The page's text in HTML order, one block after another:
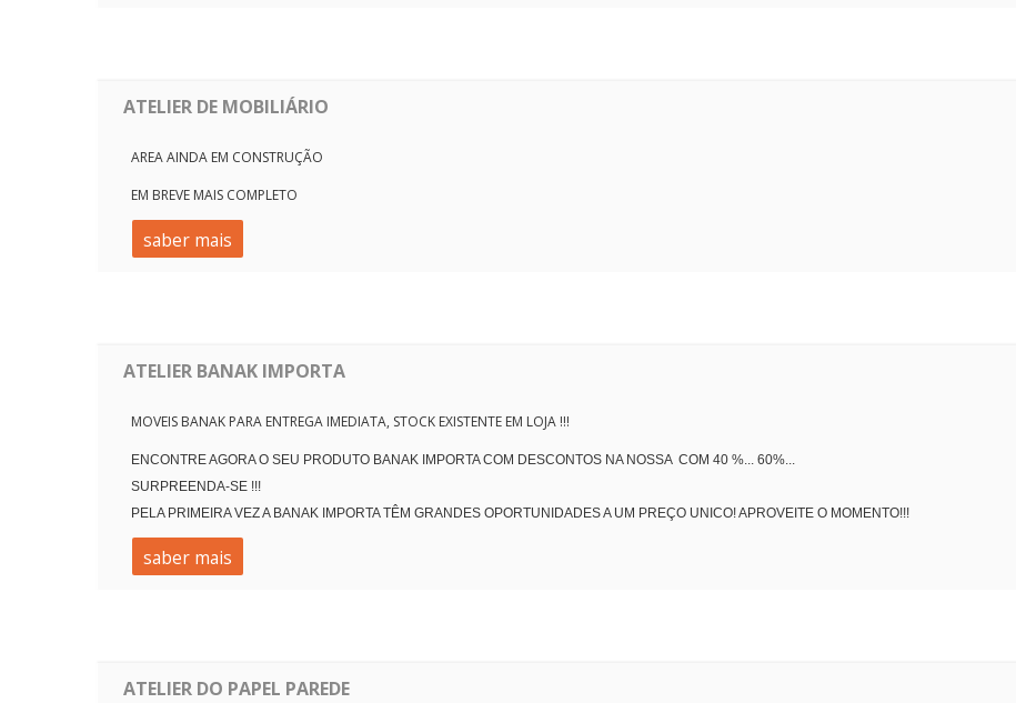
ATELIER DE MOBILIÁRIO
AREA AINDA EM CONSTRUÇÃO
EM BREVE MAIS COMPLETO
saber mais
ATELIER BANAK IMPORTA
MOVEIS BANAK PARA ENTREGA IMEDIATA, STOCK EXISTENTE EM LOJA !!!
ENCONTRE AGORA O SEU PRODUTO BANAK IMPORTA COM DESCONTOS NA NOSSA COM 40 %... 60%...
SURPREENDA-SE !!!
PELA PRIMEIRA VEZ A BANAK IMPORTA TÊM GRANDES OPORTUNIDADES A UM PREÇO UNICO! APROVEITE O MOMENTO!!!
saber mais
ATELIER DO PAPEL PAREDE